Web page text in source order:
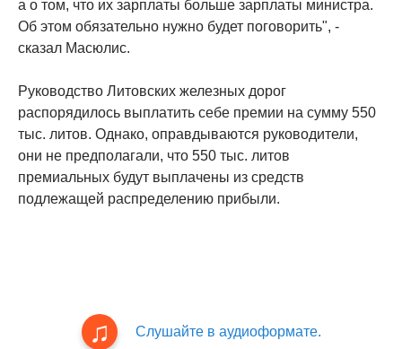
а о том, что их зарплаты больше зарплаты министра.
Об этом обязательно нужно будет поговорить", -
сказал Масюлис.
Руководство Литовских железных дорог
распорядилось выплатить себе премии на сумму 550
тыс. литов. Однако, оправдываются руководители,
они не предполагали, что 550 тыс. литов
премиальных будут выплачены из средств
подлежащей распределению прибыли.
Слушайте в аудиоформате.